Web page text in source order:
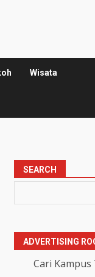
Wisata
SEARCH
ADVERTISING
Cari